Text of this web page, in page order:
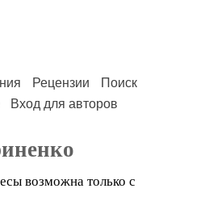
Рецензии
Поиск
Вход для авторов
возможна только с